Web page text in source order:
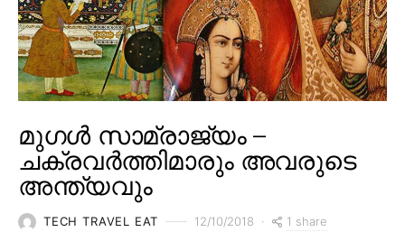
മുഗൾ സാമ്രാജ്യം –
ചക്രവർത്തിമാരും അവരുടെ
അന്ത്യവും
TECH TRAVEL EAT 12/10/2018 1 share